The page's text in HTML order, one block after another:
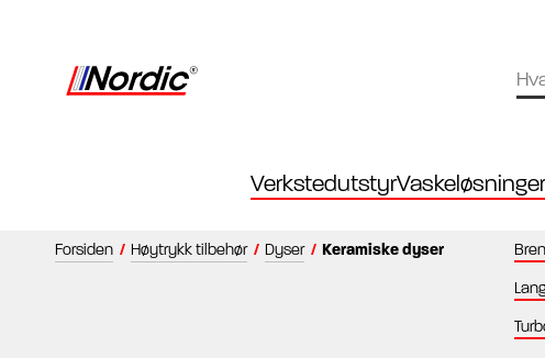
VerkstedutstyrVaskeløsninger
Forsiden / Høytrykk tilbehør / Dyser / Keramiske dyser